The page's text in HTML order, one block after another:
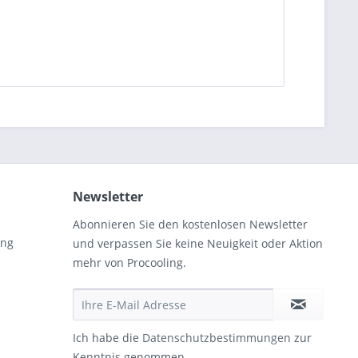
Newsletter
Abonnieren Sie den kostenlosen Newsletter
und verpassen Sie keine Neuigkeit oder Aktion
mehr von Procooling.
Ich habe die Datenschutzbestimmungen zur